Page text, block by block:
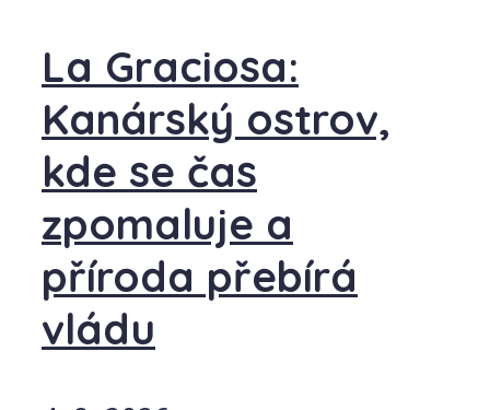
La Graciosa:
Kanárský ostrov,
kde se čas
zpomaluje a
příroda přebírá
vládu